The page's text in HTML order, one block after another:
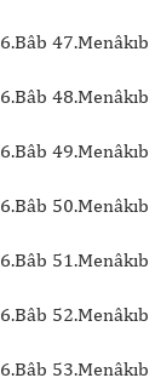
6.Bâb 47.Menâkıb
6.Bâb 48.Menâkıb
6.Bâb 49.Menâkıb
6.Bâb 50.Menâkıb
6.Bâb 51.Menâkıb
6.Bâb 52.Menâkıb
6.Bâb 53.Menâkıb